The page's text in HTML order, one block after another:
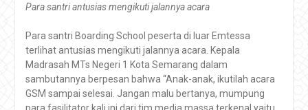
Para santri antusias mengikuti jalannya acara
Para santri Boarding School peserta di luar Emtessa
terlihat antusias mengikuti jalannya acara. Kepala
Madrasah MTs Negeri 1 Kota Semarang dalam
sambutannya berpesan bahwa “Anak-anak, ikutilah acara
GSM sampai selesai. Jangan malu bertanya, mumpung